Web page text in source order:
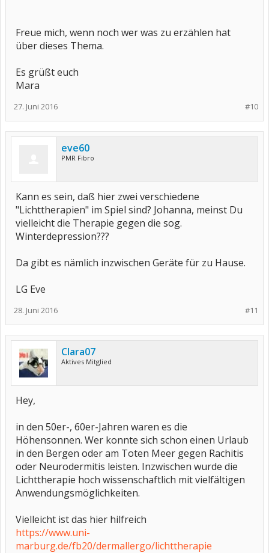
Freue mich, wenn noch wer was zu erzählen hat
über dieses Thema.
Es grüßt euch
Mara
#10
27. Juni 2016
eve60
PMR Fibro
Kann es sein, daß hier zwei verschiedene
"Lichttherapien" im Spiel sind? Johanna, meinst Du
vielleicht die Therapie gegen die sog.
Winterdepression???
Da gibt es nämlich inzwischen Geräte für zu Hause.
LG Eve
#11
28. Juni 2016
Clara07
Aktives Mitglied
Hey,
in den 50er-, 60er-Jahren waren es die
Höhensonnen. Wer konnte sich schon einen Urlaub
in den Bergen oder am Toten Meer gegen Rachitis
oder Neurodermitis leisten. Inzwischen wurde die
Lichttherapie hoch wissenschaftlich mit vielfältigen
Anwendungsmöglichkeiten.
Vielleicht ist das hier hilfreich
https://www.uni-
marburg.de/fb20/dermallergo/lichttherapie